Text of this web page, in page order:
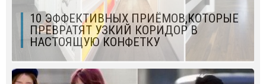
10 ЭФФЕКТИВНЫХ ПРИЁМОВ,КОТОРЫЕ
ПРЕВРАТЯТ УЗКИЙ КОРИДОР В
НАСТОЯЩУЮ КОНФЕТКУ